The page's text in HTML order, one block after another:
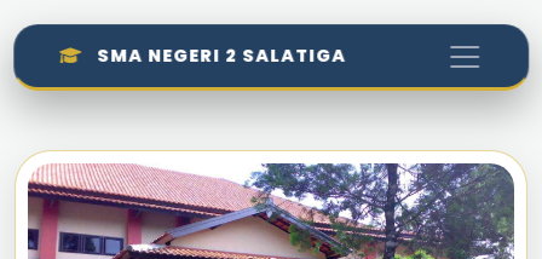
SMA NEGERI 2 SALATIGA